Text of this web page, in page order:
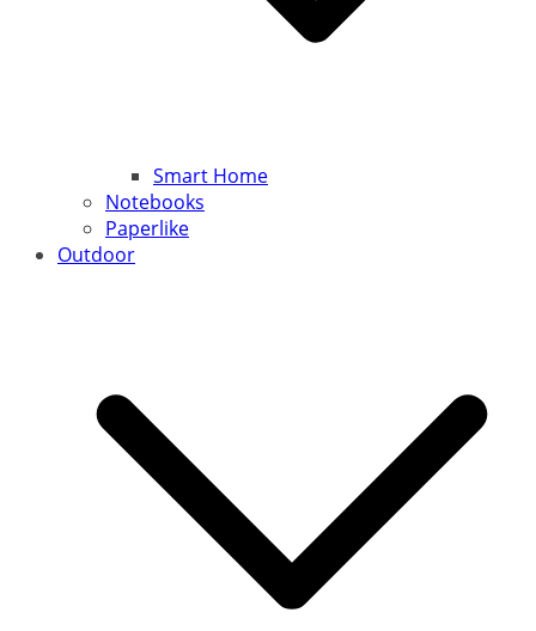
Smart Home
Notebooks
Paperlike
Outdoor